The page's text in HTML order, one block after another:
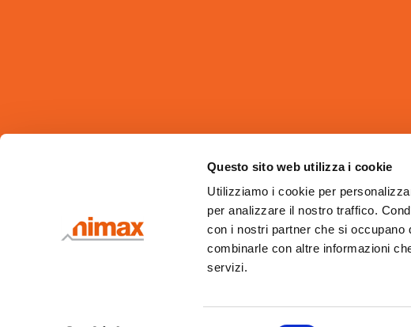
Questo sito web utilizza i cookie
Utilizziamo i cookie per
per analizzare il nostro traffico.
con i nostri partner che si occupano
combinarle con altre informazioni
servizi.